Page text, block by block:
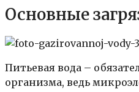
Основные
Питьевая вода –
организма, ведь